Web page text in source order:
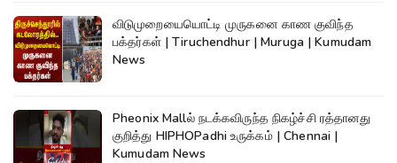
விடுமுறையையொட்டி முருகனை காண குவிந்த
பக்தர்கள் | Tiruchendhur | Muruga | Kumudam
News
Pheonix Mallல் நடக்கவிருந்த நிகழ்ச்சி ரத்தானது
குறித்து HIPHOPadhi உருக்கம் | Chennai |
Kumudam News